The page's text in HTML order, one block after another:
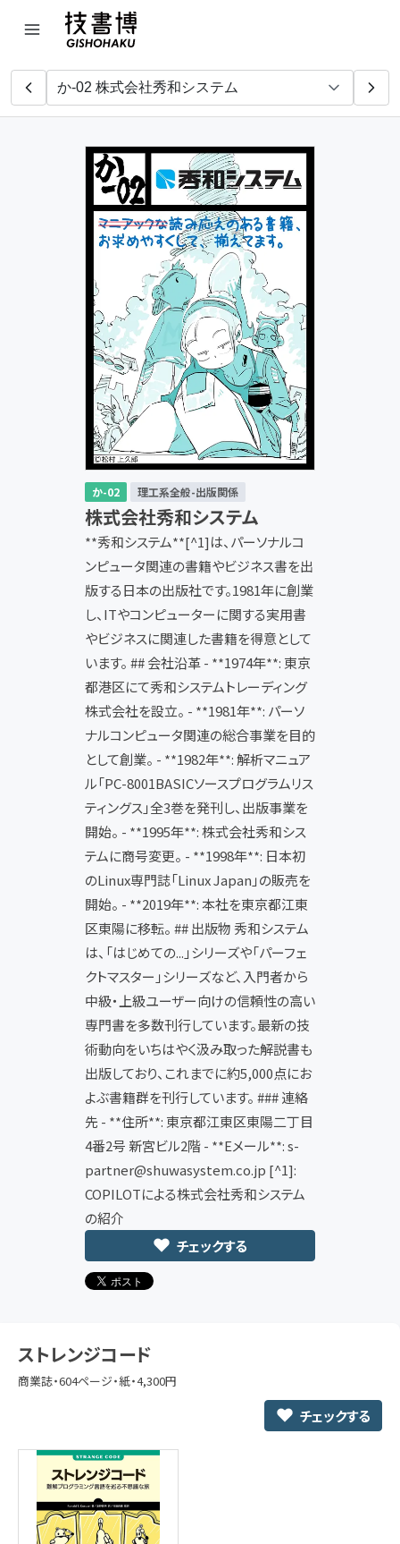
工学社 マ
か-02 理工系全般-出版関係
株式会社秀和システム
**秀和システム**[^1]は、パーソナルコ
ンピュータ関連の書籍やビジネス書を出
版する日本の出版社です。1981年に創業
し、ITやコンピューターに関する実用書
やビジネスに関連した書籍を得意として
います。 ## 会社沿革 - **1974年**: 東京
都港区にて秀和システムトレーディング
株式会社を設立。 - **1981年**: パーソ
ナルコンピュータ関連の総合事業を目的
として創業。 - **1982年**: 解析マニュア
ル「PC-8001BASICソースプログラムリス
ティングス」全3巻を発刊し、出版事業を
開始。 - **1995年**: 株式会社秀和シス
テムに商号変更。 - **1998年**: 日本初
のLinux専門誌「Linux Japan」の販売を
開始。 - **2019年**: 本社を東京都江東
区東陽に移転。 ## 出版物 秀和システム
は、「はじめての...」シリーズや「パーフェ
クトマスター」シリーズなど、入門者から
中級・上級ユーザー向けの信頼性の高い
専門書を多数刊行しています。最新の技
術動向をいちはやく汲み取った解説書も
出版しており、これまでに約5,000点にお
よぶ書籍群を刊行しています。 ### 連絡
先 - **住所**: 東京都江東区東陽二丁目
4番2号 新宮ビル2階 - **Eメール**: s-
partner@shuwasystem.co.jp [^1]:
COPILOTによる株式会社秀和システム
の紹介
チェックする
ストレンジコード
商業誌・604ページ・紙・4,300円
チェックする